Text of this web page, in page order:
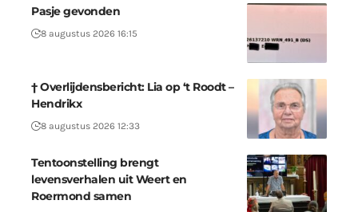
Pasje gevonden
8 augustus 2026 16:15
† Overlijdensbericht: Lia op ‘t Roodt –
Hendrikx
8 augustus 2026 12:33
Tentoonstelling brengt
levensverhalen uit Weert en
Roermond samen